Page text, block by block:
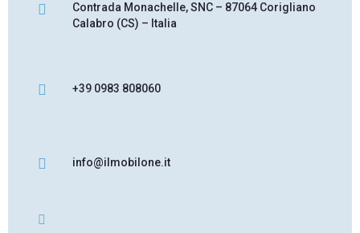
Contrada Monachelle, SNC – 87064 Corigliano
Calabro (CS) – Italia
+39 0983 808060
info@ilmobilone.it